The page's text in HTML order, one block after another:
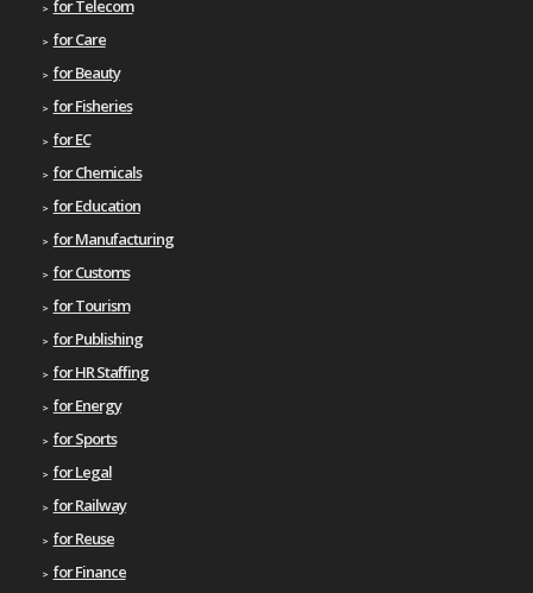
for Telecom
for Care
for Beauty
for Fisheries
for EC
for Chemicals
for Education
for Manufacturing
for Customs
for Tourism
for Publishing
for HR Staffing
for Energy
for Sports
for Legal
for Railway
for Reuse
for Finance